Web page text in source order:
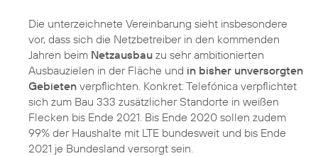
Die unterzeichnete Vereinbarung sieht insbesondere
vor, dass sich die Netzbetreiber in den kommenden
Jahren beim Netzausbau zu sehr ambitionierten
Ausbauzielen in der Fläche und in bisher unversorgten
Gebieten verpflichten. Konkret: Telefónica verpflichtet
sich zum Bau 333 zusätzlicher Standorte in weißen
Flecken bis Ende 2021. Bis Ende 2020 sollen zudem
99% der Haushalte mit LTE bundesweit und bis Ende
2021 je Bundesland versorgt sein.